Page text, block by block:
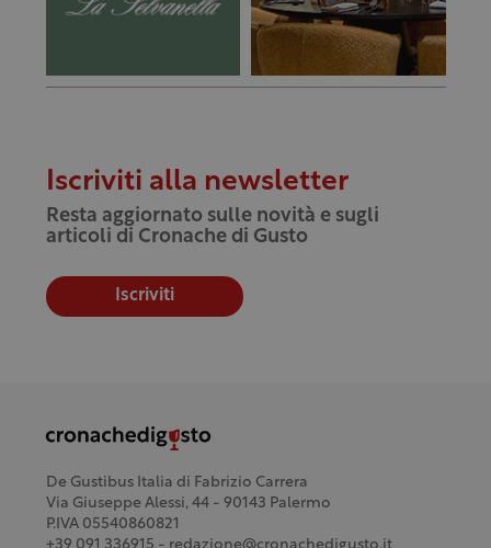
Iscriviti alla newsletter
Resta aggiornato sulle novità e sugli
articoli di Cronache di Gusto
Iscriviti
De Gustibus Italia di Fabrizio Carrera
Via Giuseppe Alessi, 44 - 90143 Palermo
P.IVA 05540860821